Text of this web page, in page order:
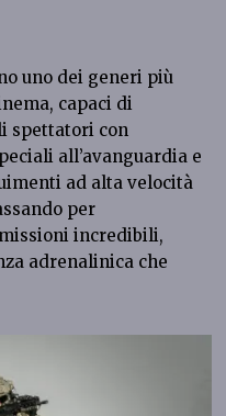
uno dei generi più
capaci di
spettatori con
all’avanguardia e
ad alta velocità
per
incredibili,
adrenalinica che